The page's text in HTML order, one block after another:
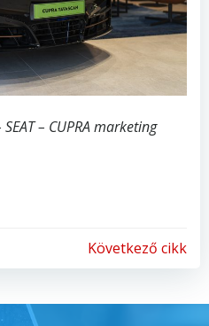
– CUPRA marketing
Bejegyzés
Navigáció
Következő cikk